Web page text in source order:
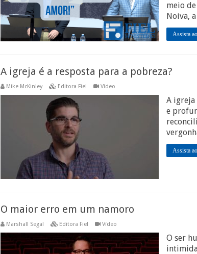
meio
Noiva,
Assista
A igreja é a resposta para a pobreza?
Mike McKinley Editora Fiel Vídeo
A igreja
e
Assista
O maior erro em um namoro
Marshall Segal Editora Fiel Vídeo
O ser